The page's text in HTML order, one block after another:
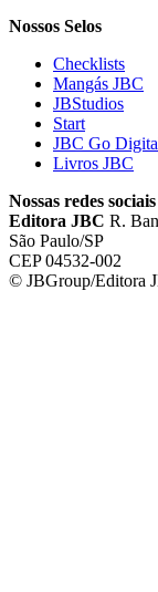
Nossos Selos
Checklists
Mangás JBC
JBStudios
Start
JBC Go
Livros JBC
Nossas redes sociais
Editora JBC R.
São Paulo/SP
CEP 04532-002
© JBGroup/Editora